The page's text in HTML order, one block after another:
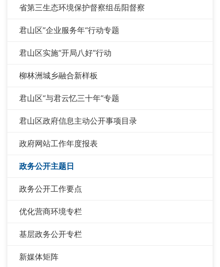
省第三生态环境保护督察组岳阳督察
君山区”企业服务年“行动专题
君山区实施“开局八好”行动
柳林洲城乡融合新样板
君山区“与君云忆三十年”专题
君山区政府信息主动公开事项目录
政府网站工作年度报表
政务公开主题日
政务公开工作要点
优化营商环境专栏
基层政务公开专栏
新媒体矩阵